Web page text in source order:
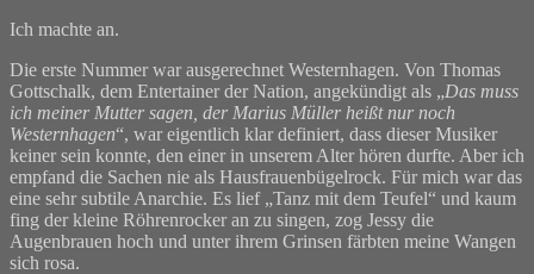
Ich machte an.
Die erste Nummer war ausgerechnet Westernhagen. Von Thomas
Gottschalk, dem Entertainer der Nation, angekündigt als „Das muss
ich meiner Mutter sagen, der Marius Müller heißt nur noch
Westernhagen“, war eigentlich klar definiert, dass dieser Musiker
keiner sein konnte, den einer in unserem Alter hören durfte. Aber ich
empfand die Sachen nie als Hausfrauenbügelrock. Für mich war das
eine sehr subtile Anarchie. Es lief „Tanz mit dem Teufel“ und kaum
fing der kleine Röhrenrocker an zu singen, zog Jessy die
Augenbrauen hoch und unter ihrem Grinsen färbten meine Wangen
sich rosa.